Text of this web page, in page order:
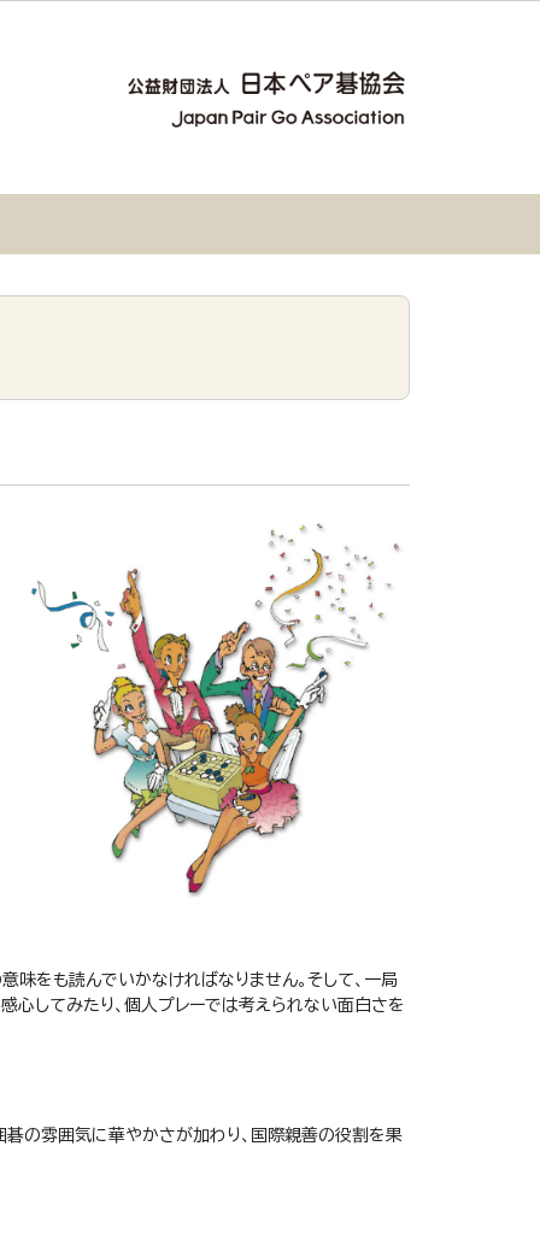
味をも読んでいかなければなりません。そして、一局
心してみたり、個人プレーでは考えられない面白さを
の雰囲気に華やかさが加わり、国際親善の役割を果